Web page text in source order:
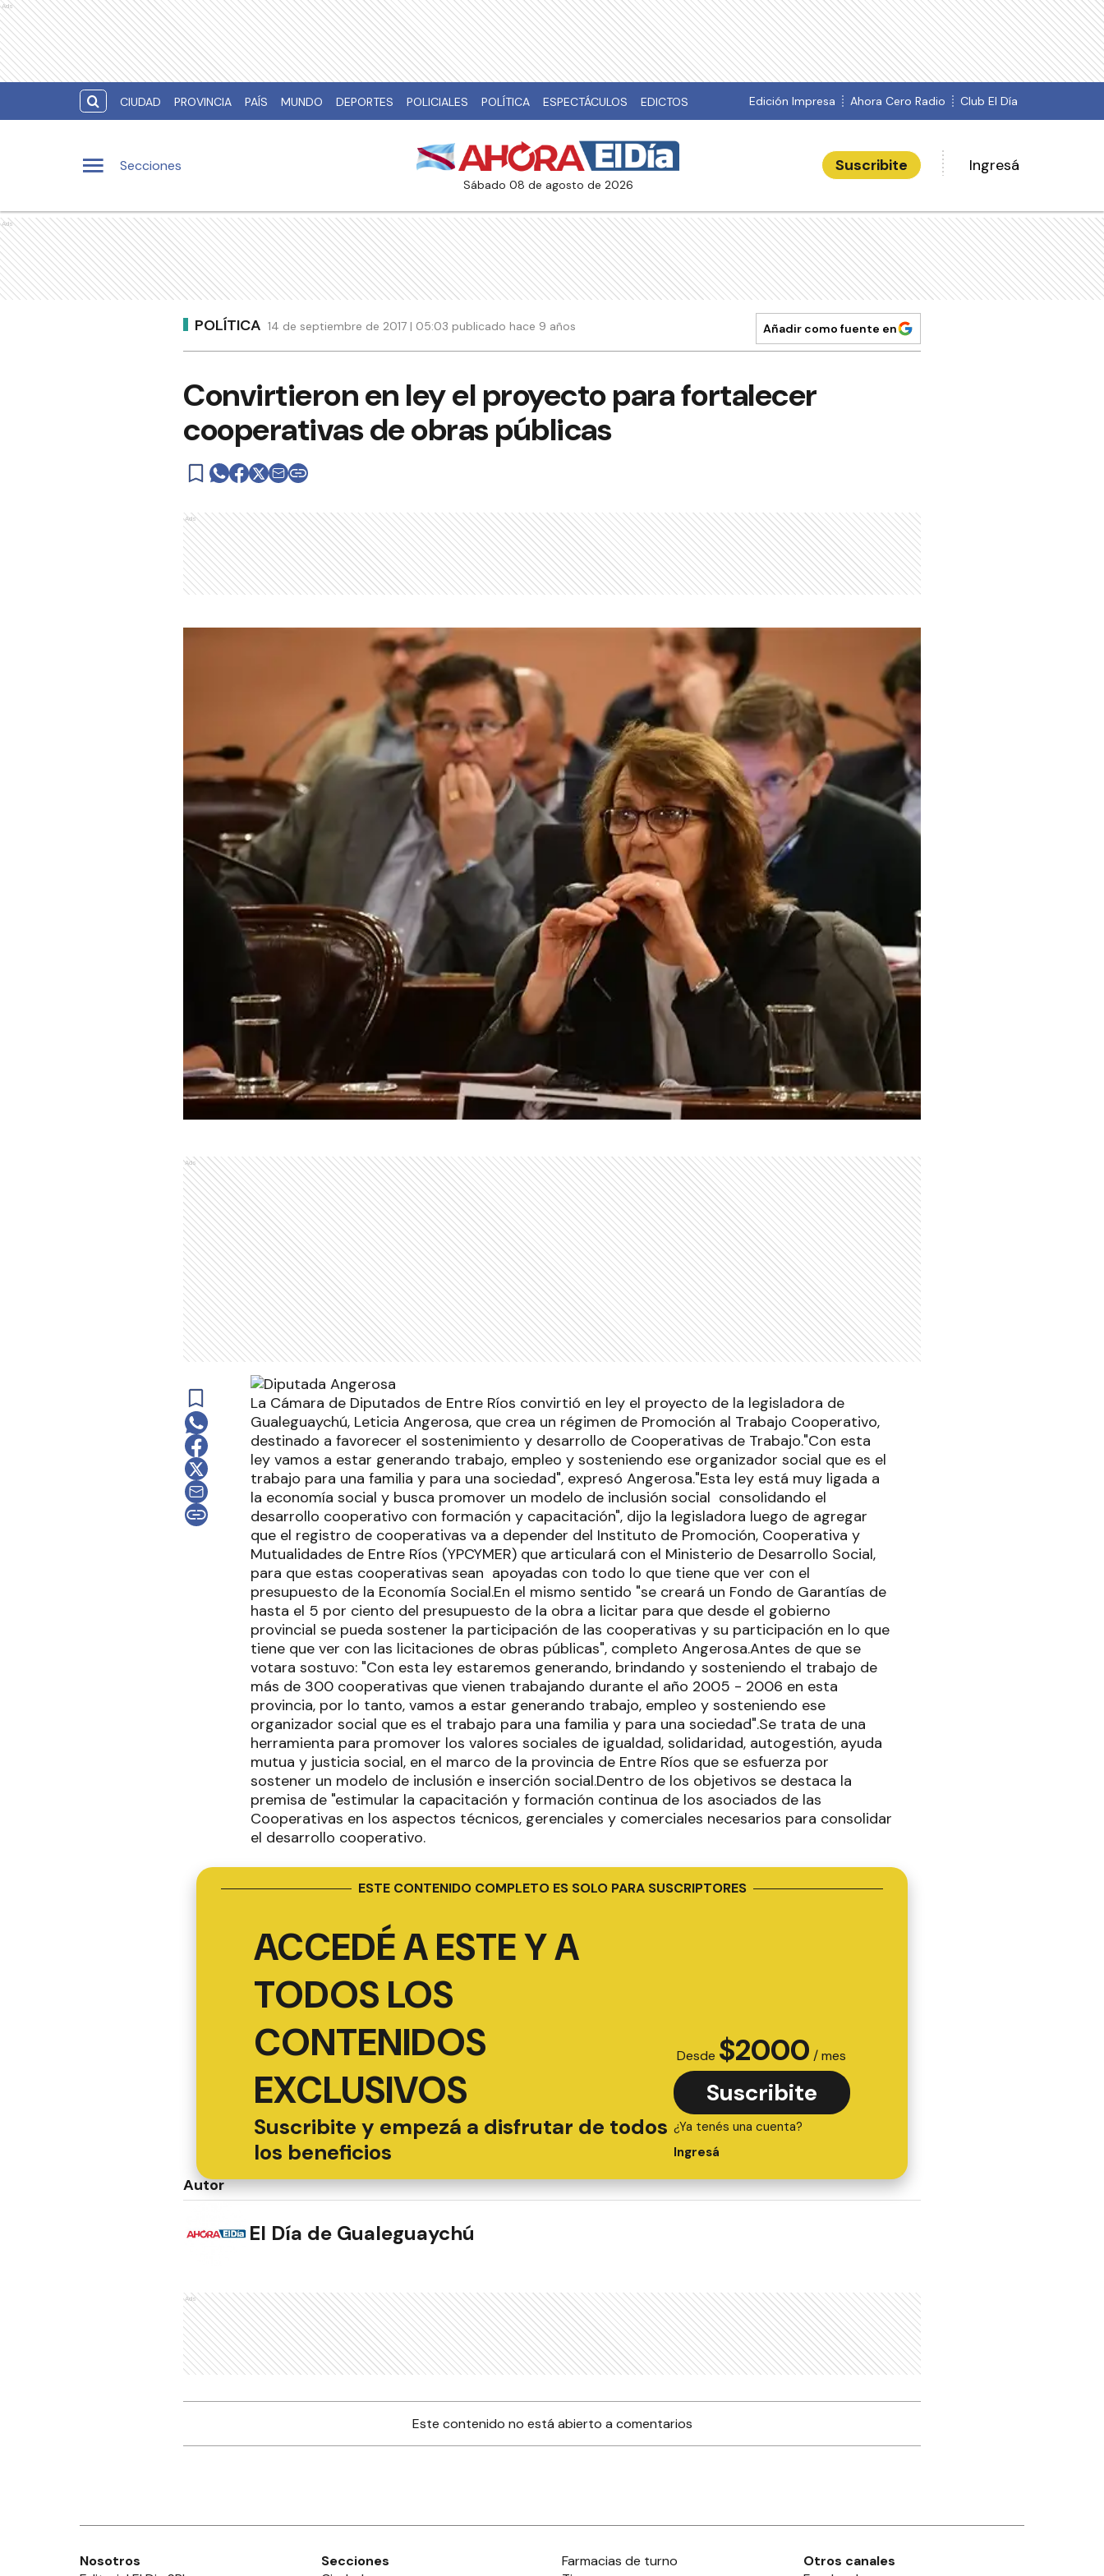
Ads
CIUDAD PROVINCIA PAÍS MUNDO DEPORTES POLICIALES POLÍTICA ESPECTÁCULOS EDICTOS Edición Impresa Ahora Cero Radio Club El Día
Secciones
sábado 08 de agosto de 2026
Suscribite Ingresá
Ads
POLÍTICA 14 de septiembre de 2017 | 05:03 publicado hace 9 años Añadir como fuente en
Convirtieron en ley el proyecto para fortalecer
cooperativas de obras públicas
Ads
Ads
La Cámara de Diputados de Entre Ríos convirtió en ley el proyecto de la legisladora de
Gualeguaychú, Leticia Angerosa, que crea un régimen de Promoción al Trabajo Cooperativo,
destinado a favorecer el sostenimiento y desarrollo de Cooperativas de Trabajo."Con esta
ley vamos a estar generando trabajo, empleo y sosteniendo ese organizador social que es el
trabajo para una familia y para una sociedad", expresó Angerosa."Esta ley está muy ligada a
la economía social y busca promover un modelo de inclusión social consolidando el
desarrollo cooperativo con formación y capacitación", dijo la legisladora luego de agregar
que el registro de cooperativas va a depender del Instituto de Promoción, Cooperativa y
Mutualidades de Entre Ríos (YPCYMER) que articulará con el Ministerio de Desarrollo Social,
para que estas cooperativas sean apoyadas con todo lo que tiene que ver con el
presupuesto de la Economía Social.En el mismo sentido "se creará un Fondo de Garantías de
hasta el 5 por ciento del presupuesto de la obra a licitar para que desde el gobierno
provincial se pueda sostener la participación de las cooperativas y su participación en lo que
tiene que ver con las licitaciones de obras públicas", completo Angerosa.Antes de que se
votara sostuvo: "Con esta ley estaremos generando, brindando y sosteniendo el trabajo de
más de 300 cooperativas que vienen trabajando durante el año 2005 - 2006 en esta
provincia, por lo tanto, vamos a estar generando trabajo, empleo y sosteniendo ese
organizador social que es el trabajo para una familia y para una sociedad".Se trata de una
herramienta para promover los valores sociales de igualdad, solidaridad, autogestión, ayuda
mutua y justicia social, en el marco de la provincia de Entre Ríos que se esfuerza por
sostener un modelo de inclusión e inserción social.Dentro de los objetivos se destaca la
premisa de "estimular la capacitación y formación continua de los asociados de las
Cooperativas en los aspectos técnicos, gerenciales y comerciales necesarios para consolidar
el desarrollo cooperativo.
ESTE CONTENIDO COMPLETO ES SOLO PARA SUSCRIPTORES
ACCEDÉ A ESTE Y A
TODOS LOS
CONTENIDOS
EXCLUSIVOS
Suscribite y empezá a disfrutar de todos
los beneficios
Desde $2000 / mes
Suscribite
¿Ya tenés una cuenta?
Ingresá
Autor
El Día de Gualeguaychú
Ads
Este contenido no está abierto a comentarios
Nosotros
Secciones
Farmacias de turno
Otros canales